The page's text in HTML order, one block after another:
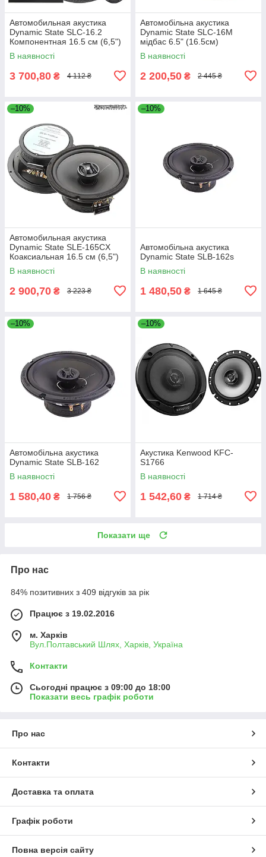
Автомобильная акустика
Dynamic State SLC-16.2
Компонентная 16.5 см (6,5")
В наявності
3 700,80 ₴ 4 112 ₴
Автомобільна акустика
Dynamic State SLC-16M
мідбас 6.5" (16.5см)
В наявності
2 200,50 ₴ 2 445 ₴
–10%
Автомобильная акустика
Dynamic State SLE-165CX
Коаксиальная 16.5 см (6,5")
В наявності
2 900,70 ₴ 3 223 ₴
–10%
Автомобільна акустика
Dynamic State SLB-162s
В наявності
1 480,50 ₴ 1 645 ₴
–10%
Автомобільна акустика
Dynamic State SLB-162
В наявності
1 580,40 ₴ 1 756 ₴
–10%
Акустика Kenwood KFC-
S1766
В наявності
1 542,60 ₴ 1 714 ₴
Показати ще
Про нас
84% позитивних з 409 відгуків за рік
Працює з 19.02.2016
м. Харків
Вул.Полтавський Шлях, Харків, Україна
Контакти
Сьогодні працює з 09:00 до 18:00
Показати весь графік роботи
Про нас
Контакти
Доставка та оплата
Графік роботи
Повна версія сайту